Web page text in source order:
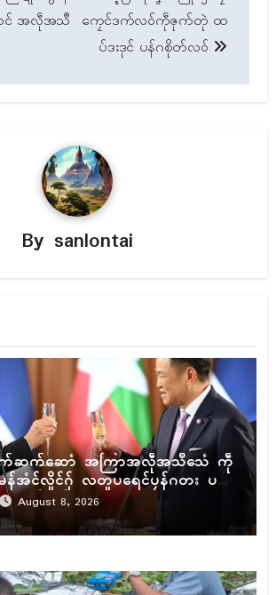
ာၚ် အလဵုအသဳ
ကၠေၚ်ဒက်လဝ်ကဵုဇုက်တုဲ ထ
ပ်ဒးဒုၚ် ပန်ဂစိုတ်လဝ်
By sanlontai
က်ဆက်ဆောံ အကြာအလဵုအသဳသေံ ကဵု
အံၚ်လှိုၚ်ဂှ် လတူပရေၚ်ပၠန်ဂတး ပ
ကၠုၚ်မာန်ဟာ
August 8, 2026